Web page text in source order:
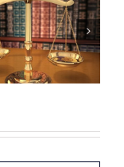
Wijziging Besluit
fiscale
noodmaatregelen
coronacrisis